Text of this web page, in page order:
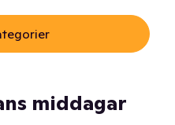
middagar